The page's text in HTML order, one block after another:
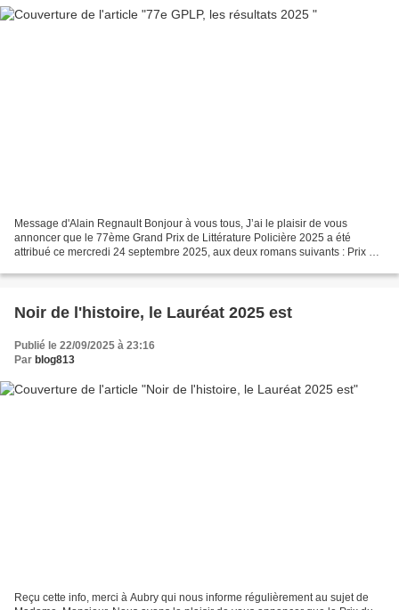
Message d'Alain Regnault Bonjour à vous tous, J’ai le plaisir de vous
annoncer que le 77ème Grand Prix de Littérature Policière 2025 a été
attribué ce mercredi 24 septembre 2025, aux deux romans suivants : Prix du
Noir de l'histoire, le Lauréat 2025 est
Publié le 22/09/2025 à 23:16
Par blog813
Reçu cette info, merci à Aubry qui nous informe régulièrement au sujet de